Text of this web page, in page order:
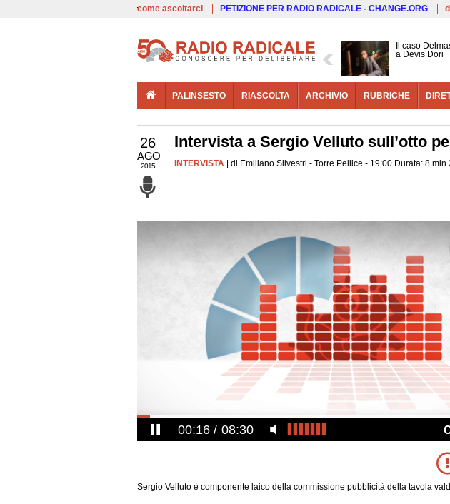
come ascoltarci PETIZIONE PER RADIO RADICALE - CHANGE.ORG
Il caso
a Devis Dori
PALINSESTO RIASCOLTA ARCHIVIO RUBRICHE
26
AGO
2015
Intervista a Sergio Velluto sull’otto
INTERVISTA | di Emiliano Silvestri - Torre Pellice - 19:00 Durata: 8 min
00:17 08:30
Sergio Velluto è componente laico della commissione pubblicità della tavola